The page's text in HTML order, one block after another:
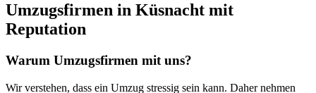
Umzugsfirmen in Küsnacht mit
Reputation
Warum Umzugsfirmen mit uns?
Wir verstehen, dass ein Umzug stressig sein kann. Daher nehmen